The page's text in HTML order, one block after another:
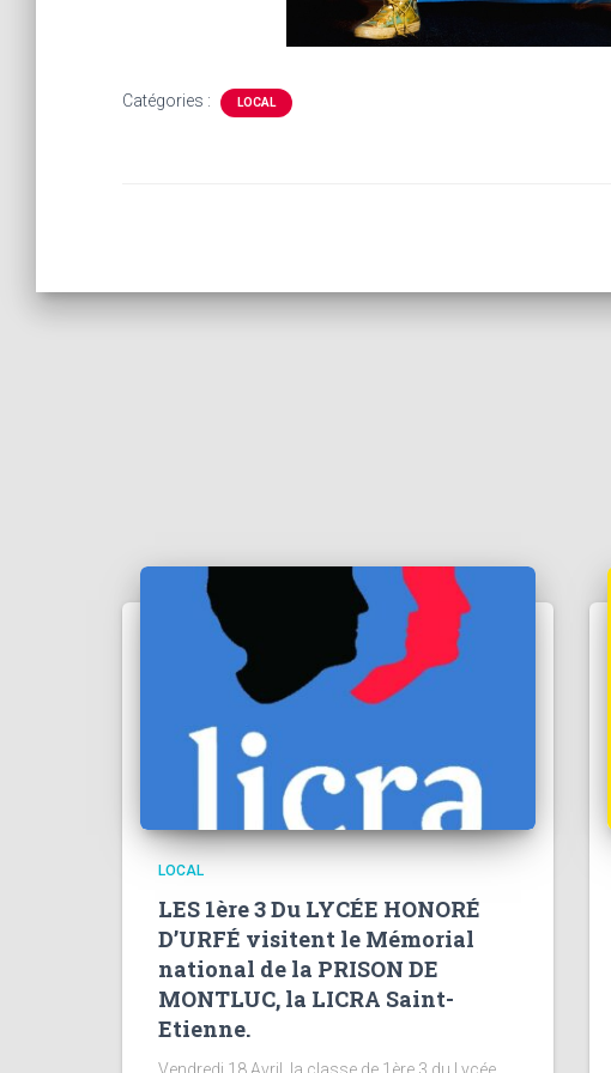
Catégories : LOCAL
LOCAL
LES 1ère 3 Du LYCÉE HONORÉ
D’URFÉ visitent le Mémorial
national de la PRISON DE
MONTLUC, la LICRA Saint-
Etienne.